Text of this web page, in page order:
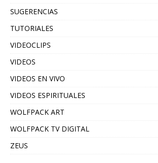
SUGERENCIAS
TUTORIALES
VIDEOCLIPS
VIDEOS
VIDEOS EN VIVO
VIDEOS ESPIRITUALES
WOLFPACK ART
WOLFPACK TV DIGITAL
ZEUS